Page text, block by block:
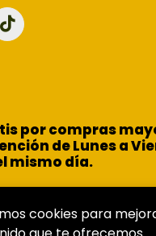
por compras
de Lunes a
mismo día.
cookies para